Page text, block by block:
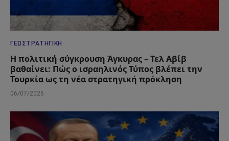
ΓΕΩΣΤΡΑΤΗΓΙΚΉ
Η πολιτική σύγκρουση Άγκυρας – Τελ Αβίβ
βαθαίνει: Πώς ο ισραηλινός Τύπος βλέπει την
Τουρκία ως τη νέα στρατηγική πρόκληση
06/07/2026